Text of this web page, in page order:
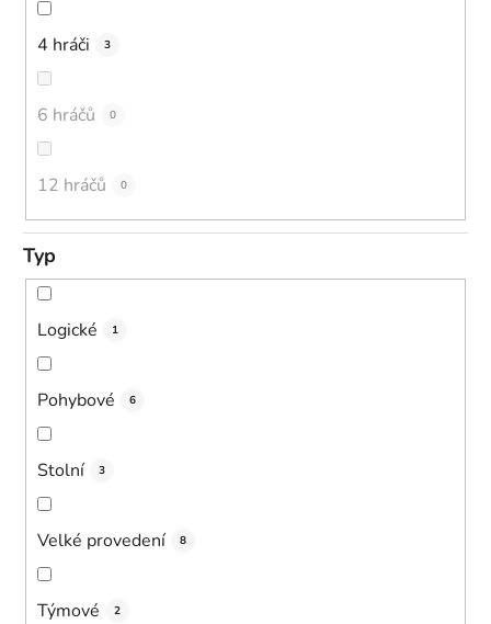
4 hráči 3
6 hráčů 0
12 hráčů 0
Typ
Logické 1
Pohybové 6
Stolní 3
Velké provedení 8
Týmové 2